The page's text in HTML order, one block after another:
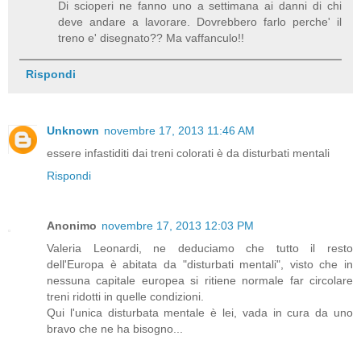
Di scioperi ne fanno uno a settimana ai danni di chi
deve andare a lavorare. Dovrebbero farlo perche' il
treno e' disegnato?? Ma vaffanculo!!
Rispondi
Unknown novembre 17, 2013 11:46 AM
essere infastiditi dai treni colorati è da disturbati mentali
Rispondi
Anonimo novembre 17, 2013 12:03 PM
Valeria Leonardi, ne deduciamo che tutto il resto
dell'Europa è abitata da "disturbati mentali", visto che in
nessuna capitale europea si ritiene normale far circolare
treni ridotti in quelle condizioni.
Qui l'unica disturbata mentale è lei, vada in cura da uno
bravo che ne ha bisogno...